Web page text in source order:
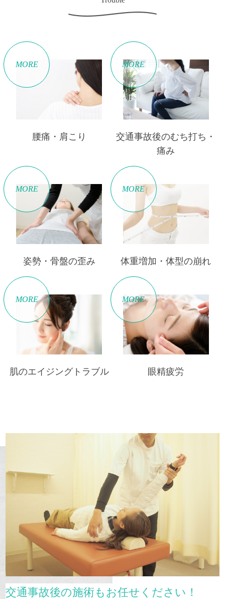
MORE
腰痛・肩こり
MORE
交通事故後のむち打ち・
痛み
MORE
姿勢・骨盤の歪み
MORE
体重増加・体型の崩れ
MORE
肌のエイジングトラブル
MORE
眼精疲労
交通事故後の施術もお任せください！